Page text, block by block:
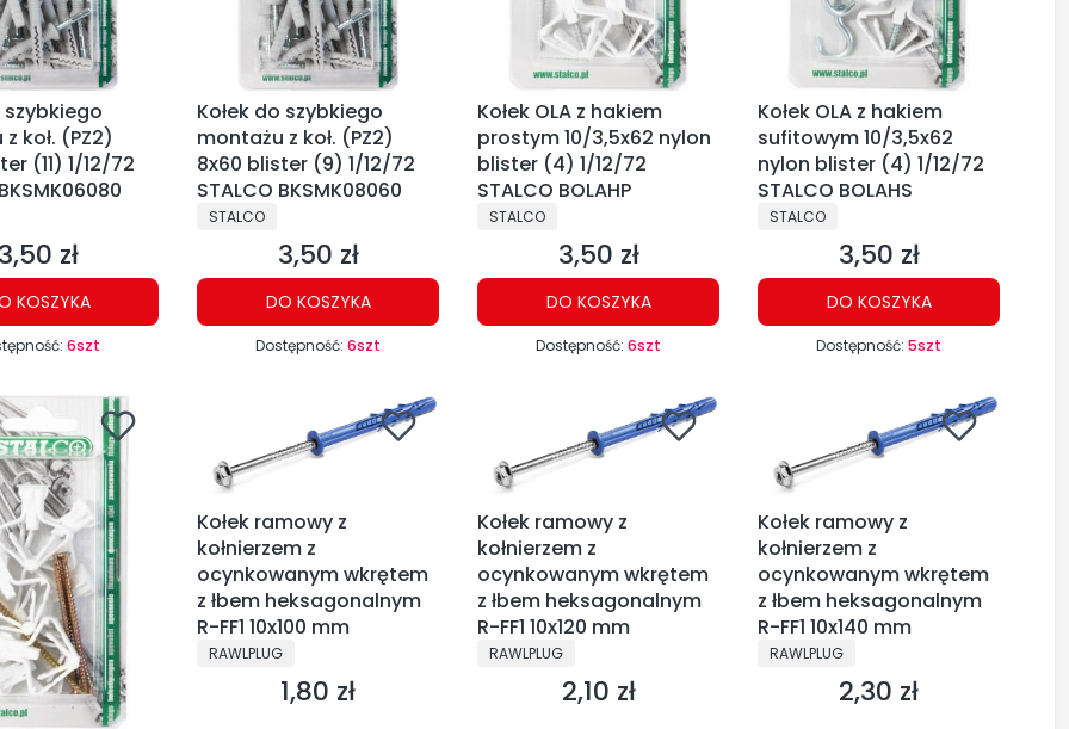
szybkiego
koł. (PZ2)
(11) 1/12/72
Cena
3,50 zł
KOSZYKA
6szt
Kołek do szybkiego
montażu z koł. (PZ2)
8x60 blister (9) 1/12/72
STALCO BKSMK08060
PRODUCENT
STALCO
Cena
3,50 zł
DO KOSZYKA
Dostępność: 6szt
Kołek OLA z hakiem
prostym 10/3,5x62 nylon
blister (4) 1/12/72
STALCO BOLAHP
PRODUCENT
STALCO
Cena
3,50 zł
DO KOSZYKA
Dostępność: 6szt
Kołek OLA z hakiem
sufitowym 10/3,5x62
nylon blister (4) 1/12/72
STALCO BOLAHS
PRODUCENT
STALCO
Cena
3,50 zł
DO KOSZYKA
Dostępność: 5szt
Kołek ramowy z
kołnierzem z
ocynkowanym wkrętem
z łbem heksagonalnym
R-FF1 10x100 mm
PRODUCENT
RAWLPLUG
Cena
1,80 zł
Kołek ramowy z
kołnierzem z
ocynkowanym wkrętem
z łbem heksagonalnym
R-FF1 10x120 mm
PRODUCENT
RAWLPLUG
Cena
2,10 zł
Kołek ramowy z
kołnierzem z
ocynkowanym wkrętem
z łbem heksagonalnym
R-FF1 10x140 mm
PRODUCENT
RAWLPLUG
Cena
2,30 zł